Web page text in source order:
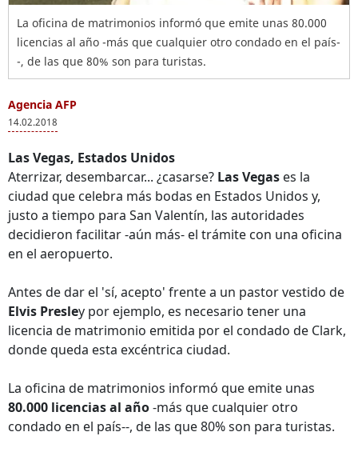
La oficina de matrimonios informó que emite unas 80.000
licencias al año -más que cualquier otro condado en el país-
-, de las que 80% son para turistas.
Agencia AFP
14.02.2018
Las Vegas, Estados Unidos
Aterrizar, desembarcar... ¿casarse? Las Vegas es la
ciudad que celebra más bodas en Estados Unidos y,
justo a tiempo para San Valentín, las autoridades
decidieron facilitar -aún más- el trámite con una oficina
en el aeropuerto.
Antes de dar el 'sí, acepto' frente a un pastor vestido de
Elvis Presley por ejemplo, es necesario tener una
licencia de matrimonio emitida por el condado de Clark,
donde queda esta excéntrica ciudad.
La oficina de matrimonios informó que emite unas
80.000 licencias al año-más que cualquier otro
condado en el país--, de las que 80% son para turistas.